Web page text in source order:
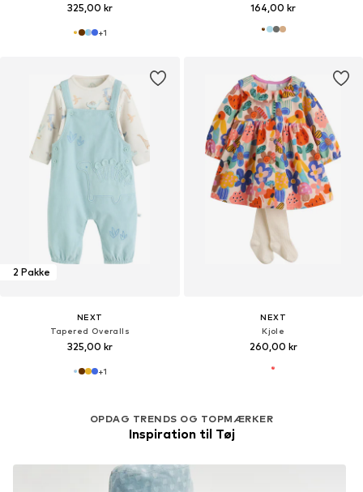
325,00 kr
+1
164,00 kr
2 Pakke
NEXT
Tapered Overalls
325,00 kr
+1
OPDAG TRENDS OG TOPMÆRKER
Inspiration til Tøj
NEXT
Kjole
260,00 kr